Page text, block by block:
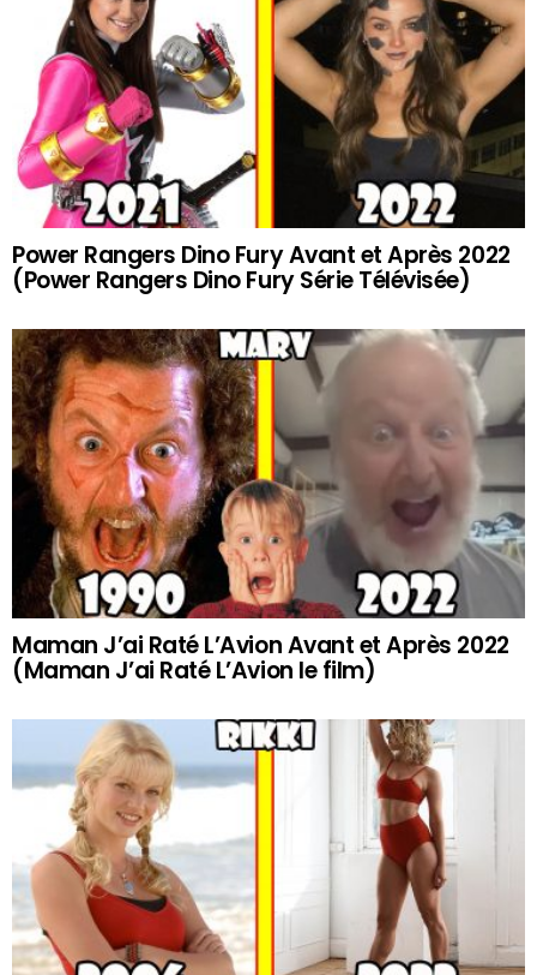
Power Rangers Dino Fury Avant et Après 2022
(Power Rangers Dino Fury Série Télévisée)
Maman J’ai Raté L’Avion Avant et Après 2022
(Maman J’ai Raté L’Avion le film)